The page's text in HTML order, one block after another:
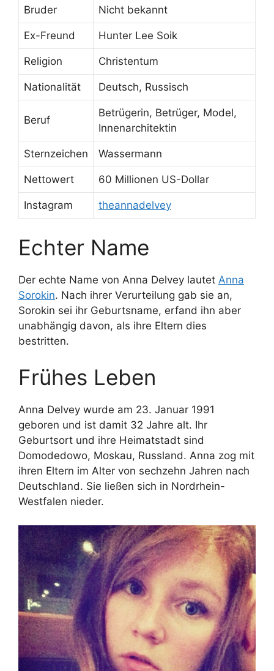
Bruder Nicht bekannt
Ex-Freund Hunter Lee Soik
Religion Christentum
Nationalität Deutsch, Russisch
Beruf
Betrügerin, Betrüger, Model,
Innenarchitektin
Sternzeichen Wassermann
Nettowert 60 Millionen US-Dollar
Instagram theannadelvey
Echter Name
Der echte Name von Anna Delvey lautet Anna
Sorokin. Nach ihrer Verurteilung gab sie an,
Sorokin sei ihr Geburtsname, erfand ihn aber
unabhängig davon, als ihre Eltern dies
bestritten.
Frühes Leben
Anna Delvey wurde am 23. Januar 1991
geboren und ist damit 32 Jahre alt. Ihr
Geburtsort und ihre Heimatstadt sind
Domodedowo, Moskau, Russland. Anna zog mit
ihren Eltern im Alter von sechzehn Jahren nach
Deutschland. Sie ließen sich in Nordrhein-
Westfalen nieder.